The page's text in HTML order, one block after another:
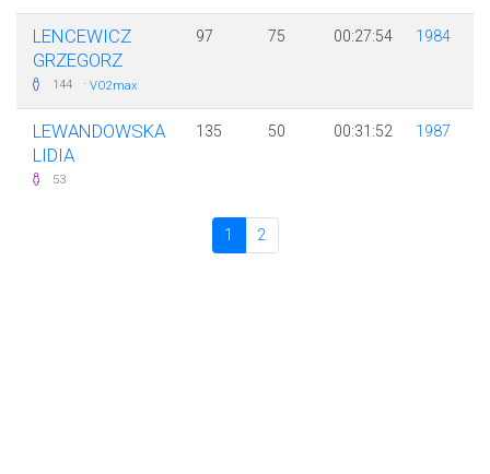
LENCEWICZ
GRZEGORZ
144 · VO2max
97 75 00:27:54 1984
LEWANDOWSKA
LIDIA
53
135 50 00:31:52 1987
1 2